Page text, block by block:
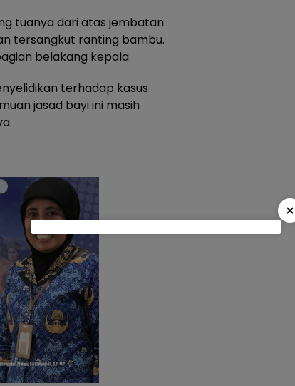
tuanya dari atas jembatan
tersangkut ranting bambu.
belakang kepala
terhadap kasus
jasad bayi ini masih
×